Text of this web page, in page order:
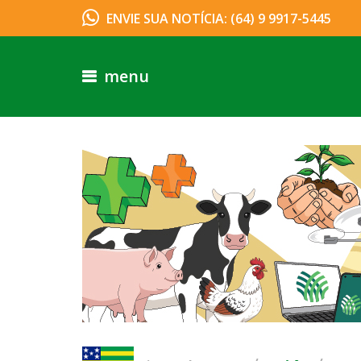
ENVIE SUA NOTÍCIA: (64) 9 9917-5445
menu